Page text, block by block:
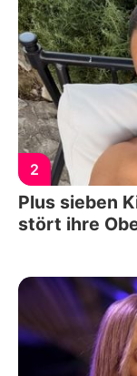
2
Plus sieben
stört ihre